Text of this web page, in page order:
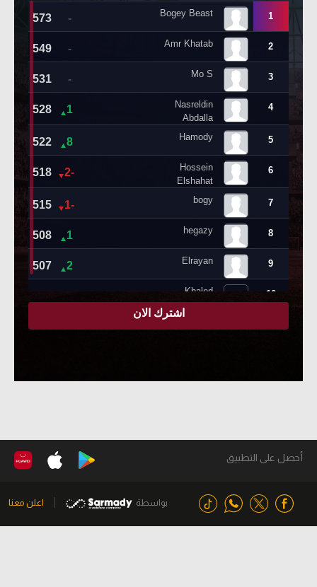
أحصل على التطبيق
بواسطة اعلن معنا